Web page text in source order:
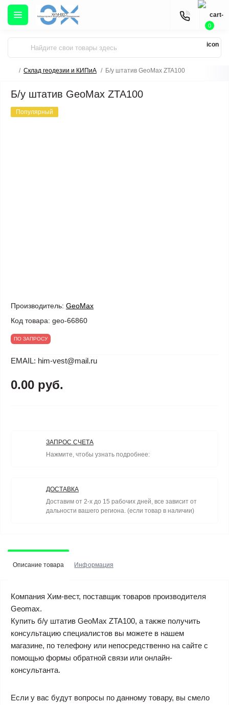
0
Склад геодезии и КИПиА Б/у штатив GeoMax ZTA100
Б/у штатив GeoMax ZTA100
Популярный
Производитель: GeoMax
Код товара: geo-66860
ПО ЗАПРОСУ
EMAIL: him-vest@mail.ru
0.00 руб.
ЗАПРОС СЧЕТА
Нажмите, чтобы узнать подробнее:
ДОСТАВКА
Доставим от 2-х до 15 рабочих дней, все зависит от
дальности вашего региона. (если товар в наличии)
Описание товара Информация
Компания Хим-вест, поставщик товаров производителя
Geomax.
Купить б/у штатив GeoMax ZTA100, а также получить
консультацию специалистов вы можете в нашем
магазине, по телефону или непосредственно на сайте с
помощью формы обратной связи или онлайн-
консультанта.
Если у вас будут вопросы по данному товару, вы смело